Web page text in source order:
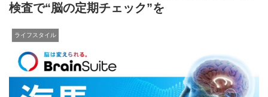
検査で“脳の定期チェック”を
ライフスタイル